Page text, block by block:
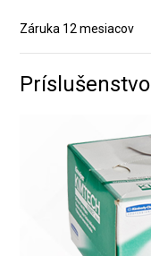
Záruka 12 mesiacov
Príslušenstvo